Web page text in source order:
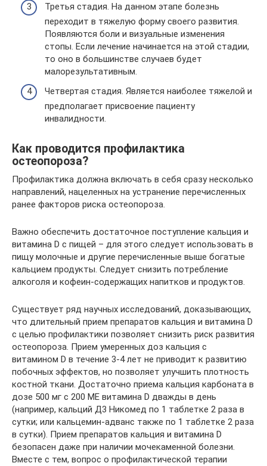
Третья стадия. На данном этапе болезнь
переходит в тяжелую форму своего развития.
Появляются боли и визуальные изменения
стопы. Если лечение начинается на этой стадии,
то оно в большинстве случаев будет
малорезультативным.
Четвертая стадия. Является наиболее тяжелой и
предполагает присвоение пациенту
инвалидности.
Как проводится профилактика
остеопороза?
Профилактика должна включать в себя сразу несколько
направлений, нацеленных на устранение перечисленных
ранее факторов риска остеопороза.
Важно обеспечить достаточное поступление кальция и
витамина D с пищей – для этого следует использовать в
пищу молочные и другие перечисленные выше богатые
кальцием продукты. Следует снизить потребление
алкоголя и кофеин-содержащих напитков и продуктов.
Существует ряд научных исследований, доказывающих,
что длительный прием препаратов кальция и витамина D
с целью профилактики позволяет снизить риск развития
остеопороза. Прием умеренных доз кальция с
витамином D в течение 3-4 лет не приводит к развитию
побочных эффектов, но позволяет улучшить плотность
костной ткани. Достаточно приема кальция карбоната в
дозе 500 мг с 200 МЕ витамина D дважды в день
(например, кальций Д3 Никомед по 1 таблетке 2 раза в
сутки; или кальцемин-адванс также по 1 таблетке 2 раза
в сутки). Прием препаратов кальция и витамина D
безопасен даже при наличии мочекаменной болезни.
Вместе с тем, вопрос о профилактической терапии